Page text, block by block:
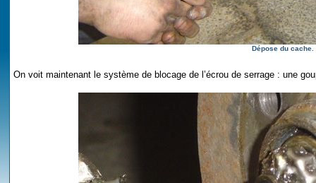
Dépose du cache.
On voit maintenant le système de blocage de l’écrou de serrage : une